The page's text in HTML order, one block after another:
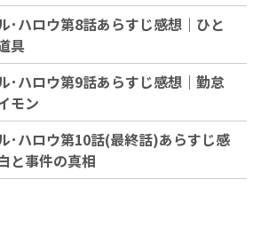
･ハロウ第8話あらすじ感想｜ひと
具
･ハロウ第9話あらすじ感想｜勤怠
モン
･ハロウ第10話(最終話)あらすじ感
と事件の真相